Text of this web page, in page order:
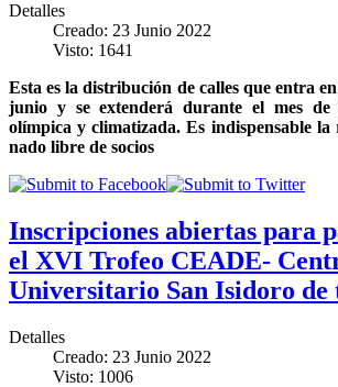
Detalles
Creado: 23 Junio 2022
Visto: 1641
Esta es la distribución de calles que entra
junio y se extenderá durante el mes
olímpica y climatizada. Es indispensable la
nado libre de socios
Inscripciones abiertas para
el XVI Trofeo CEADE-
Universitario San Isidoro de
Detalles
Creado: 23 Junio 2022
Visto: 1006